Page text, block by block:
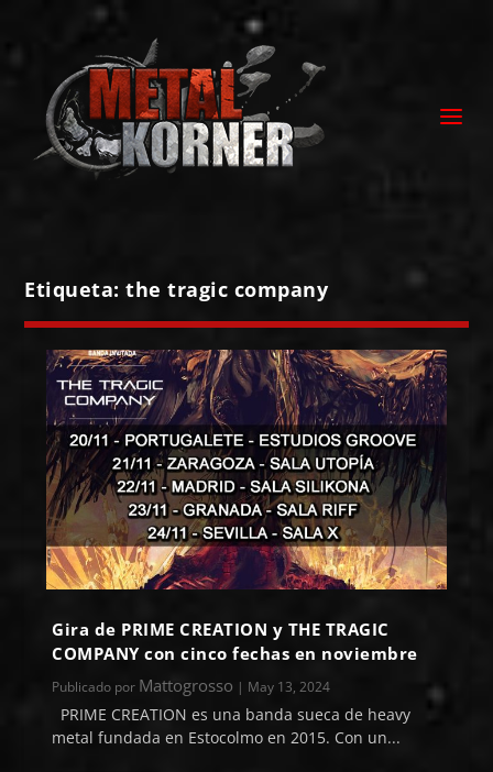
Etiqueta:the tragic company
Gira de PRIME CREATION y THE TRAGIC
COMPANY con cinco fechas en noviembre
Publicado por Mattogrosso | May 13, 2024
PRIME CREATION es una banda sueca de heavy
metal fundada en Estocolmo en 2015. Con un...